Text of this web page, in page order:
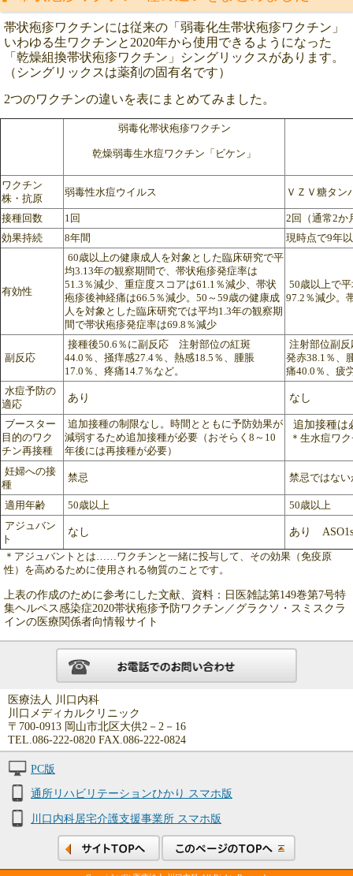
帯状疱疹ワクチンには従来の「弱毒化生帯状疱疹ワクチン」
いわゆる生ワクチンと2020年から使用できるようになった
「乾燥組換帯状疱疹ワクチン」シングリックスがあります。
（シングリックスは薬剤の固有名です）
2つのワクチンの違いを表にまとめてみました。
弱毒化帯状疱疹ワクチン
乾燥弱毒生水痘ワクチン「ビケン」
ワクチン
株・抗原
弱毒性水痘ウイルス ＶＺＶ糖タン
接種回数 1回
2回（通常2か
効果持続
8年間 現時点で9年
有効性
60歳以上の健康成人を対象とした臨床研究で平
均3.13年の観察期間で、帯状疱疹発症率は
51.3％減少、重症度スコアは61.1％減少、帯状
疱疹後神経痛は66.5％減少。50～59歳の健康成
人を対象とした臨床研究では平均1.3年の観察期
間で帯状疱疹発症率は69.8％減少
50歳以上で
97.2％減少。
副反応
接種後50.6％に副反応 注射部位の紅斑
44.0％、掻痒感27.4％、熱感18.5％、腫脹
17.0％、疼痛14.7％など。
注射部位副
発赤38.1％、
痛40.0％、疲
水痘予防の
適応
あり なし
ブースター
目的のワク
チン再接種
追加接種の制限なし。時間とともに予防効果が
減弱するため追加接種が必要（おそらく8～10
年後には再接種が必要）
追加接種は
＊生水痘ワ
妊婦への接
種
禁忌 禁忌ではな
適用年齢 50歳以上
50歳以上
アジュバン
ト
なし あり
＊アジュバントとは……ワクチンと一緒に投与して、その効果（免疫原
性）を高めるために使用される物質のことです。
上表の作成のために参考にした文献、資料：日医雑誌第149巻第7号特
集ヘルペス感染症2020帯状疱疹予防ワクチン／グラクソ・スミスクラ
インの医療関係者向情報サイト
医療法人 川口内科
川口メディカルクリニック
〒700-0913 岡山市北区大供2－2－16
TEL.086-222-0820 FAX.086-222-0824
PC版
通所リハビリテーションひかり スマホ版
川口内科居宅介護支援事業所 スマホ版